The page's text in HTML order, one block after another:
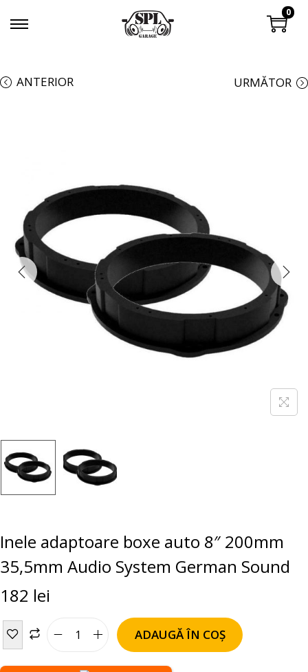
0
ANTERIOR URMĂTOR
Inele adaptoare boxe auto 8″ 200mm
35,5mm Audio System German Sound
182 lei
ADAUGĂ ÎN COȘ